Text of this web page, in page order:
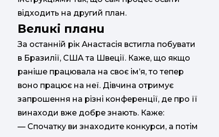
відходить на другий план.
Великі плани
За останній рік Анастасія встигла побувати
в Бразилії, США та Швеції. Каже, що якщо
раніше працювала на своє ім’я, то тепер
воно працює на неї. Дівчина отримує
запрошення на різні конференції, де про її
винаходи вже добре знають. Каже:
— Спочатку ви знаходите конкурси, а потім